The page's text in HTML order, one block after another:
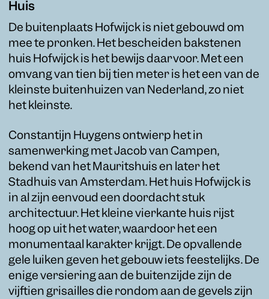
Huis
De buitenplaats Hofwijck is niet gebouwd om
mee te pronken. Het bescheiden bakstenen
huis Hofwijck is het bewijs daarvoor. Met een
omvang van tien bij tien meter is het een van de
kleinste buitenhuizen van Nederland, zo niet
het kleinste.
Constantijn Huygens ontwierp het in
samenwerking met Jacob van Campen,
bekend van het Mauritshuis en later het
Stadhuis van Amsterdam. Het huis Hofwijck is
in al zijn eenvoud een doordacht stuk
architectuur. Het kleine vierkante huis rijst
hoog op uit het water, waardoor het een
monumentaal karakter krijgt. De opvallende
gele luiken geven het gebouw iets feestelijks. De
enige versiering aan de buitenzijde zijn de
vijftien grisailles die rondom aan de gevels zijn